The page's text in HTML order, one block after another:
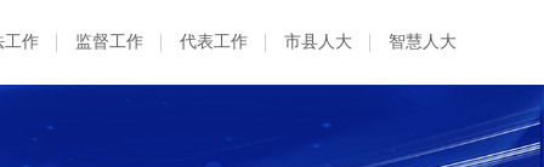
工作 监督工作 代表工作 市县人大 智慧人大